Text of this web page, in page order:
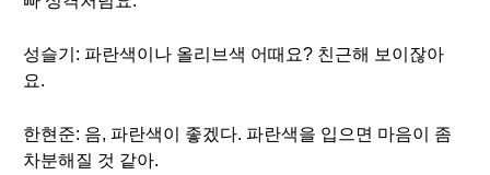
성슬기: 파란색이나 올리브색 어때요? 친근해 보이잖아
요.
한현준: 음, 파란색이 좋겠다. 파란색을 입으면 마음이 좀
차분해질 것 같아.